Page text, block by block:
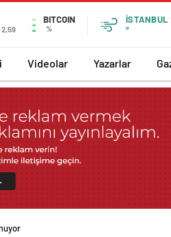
2,59
BITCOIN
%
İSTANBUL
°
Videolar Yazarlar